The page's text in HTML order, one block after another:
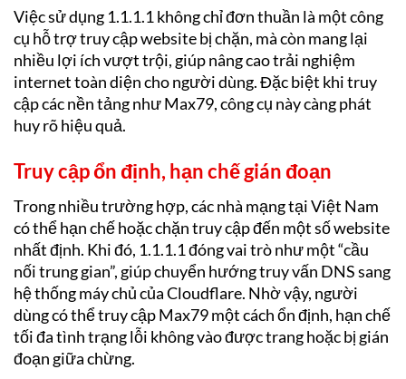
Việc sử dụng 1.1.1.1 không chỉ đơn thuần là một công
cụ hỗ trợ truy cập website bị chặn, mà còn mang lại
nhiều lợi ích vượt trội, giúp nâng cao trải nghiệm
internet toàn diện cho người dùng. Đặc biệt khi truy
cập các nền tảng như Max79, công cụ này càng phát
huy rõ hiệu quả.
Truy cập ổn định, hạn chế gián đoạn
Trong nhiều trường hợp, các nhà mạng tại Việt Nam
có thể hạn chế hoặc chặn truy cập đến một số website
nhất định. Khi đó, 1.1.1.1 đóng vai trò như một “cầu
nối trung gian”, giúp chuyển hướng truy vấn DNS sang
hệ thống máy chủ của Cloudflare. Nhờ vậy, người
dùng có thể truy cập Max79 một cách ổn định, hạn chế
tối đa tình trạng lỗi không vào được trang hoặc bị gián
đoạn giữa chừng.